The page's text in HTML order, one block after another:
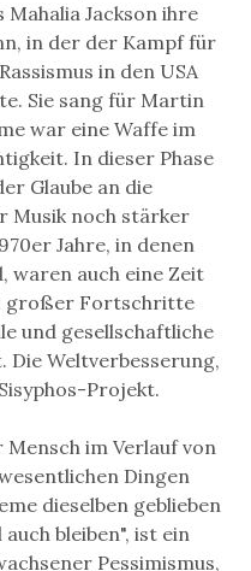
Mahalia Jackson ihre
in der der Kampf für
in den USA
Sie sang für Martin
war eine Waffe im
In dieser Phase
Glaube an die
noch stärker
Jahre, in denen
waren auch eine Zeit
großer Fortschritte
und gesellschaftliche
Weltverbesserung,
Projekt.
Mensch im Verlauf von
Dingen
dieselben geblieben
bleiben", ist ein
Pessimismus,